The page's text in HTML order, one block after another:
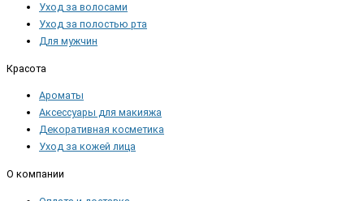
Уход за волосами
Уход за полостью рта
Для мужчин
Красота
Ароматы
Аксессуары для макияжа
Декоративная косметика
Уход за кожей лица
О компании